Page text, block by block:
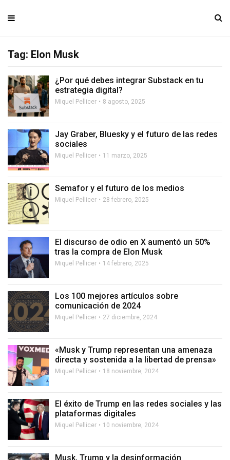
Tag: Elon Musk
¿Por qué debes integrar Substack en tu
estrategia digital?
Miquel Pellicer 8 agosto, 2025
Jay Graber, Bluesky y el futuro de las redes
sociales
Miquel Pellicer 11 marzo, 2025
Semafor y el futuro de los medios
Miquel Pellicer 28 febrero, 2025
El discurso de odio en X aumentó un 50%
tras la compra de Elon Musk
Miquel Pellicer 14 febrero, 2025
Los 100 mejores artículos sobre
comunicación de 2024
Miquel Pellicer 27 diciembre, 2024
«Musk y Trump representan una amenaza
directa y sostenida a la libertad de prensa»
Miquel Pellicer 18 noviembre, 2024
El éxito de Trump en las redes sociales y las
plataformas digitales
Miquel Pellicer 10 noviembre, 2024
Musk, Trump y la desinformación